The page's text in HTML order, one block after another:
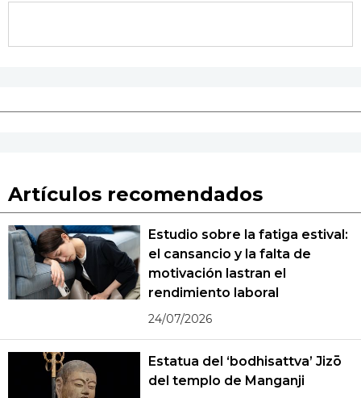
Artículos recomendados
Estudio sobre la fatiga estival:
el cansancio y la falta de
motivación lastran el
rendimiento laboral
24/07/2026
Estatua del ‘bodhisattva’ Jizō
del templo de Manganji